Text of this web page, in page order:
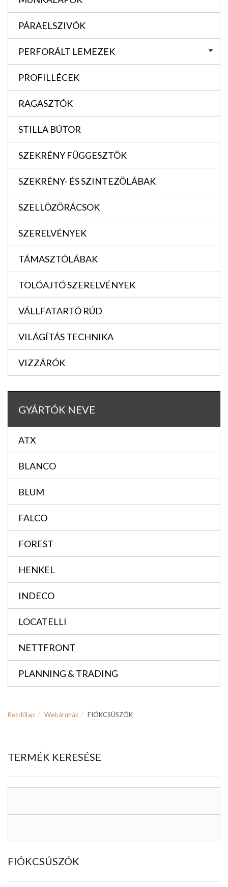
PÁRAELSZIVÓK
PERFORÁLT LEMEZEK
PROFILLÉCEK
RAGASZTÓK
STILLA BÚTOR
SZEKRÉNY FÜGGESZTÖK
SZEKRÉNY- ÉS SZINTEZÖLÁBAK
SZELLÖZÖRÁCSOK
SZERELVÉNYEK
TÁMASZTÓLÁBAK
TOLÓAJTÓ SZERELVÉNYEK
VÁLLFATARTÓ RÚD
VILÁGÍTÁS TECHNIKA
VIZZÁRÓK
GYÁRTÓK NEVE
ATX
BLANCO
BLUM
FALCO
FOREST
HENKEL
INDECO
LOCATELLI
NETTFRONT
PLANNING & TRADING
Kezdőlap Webáruház FIÓKCSÚSZÓK
TERMÉK KERESÉSE
FIÓKCSÚSZÓK